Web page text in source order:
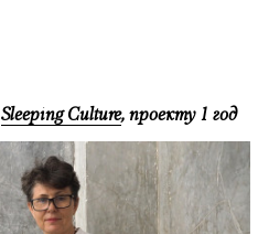
Sleeping Culture, проекту 1 год